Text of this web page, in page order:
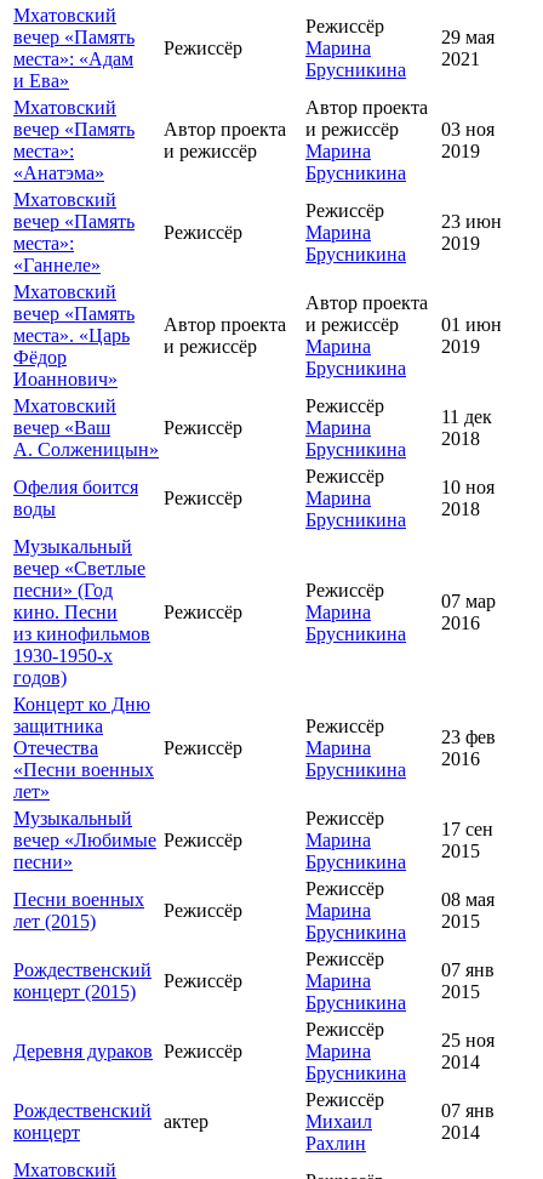
Мхатовский
вечер «Память
места»: «Адам
и Ева»
Режиссёр
Режиссёр
Марина
Брусникина
29 мая
2021
Мхатовский
вечер «Память
места»:
«Анатэма»
Автор проекта
и режиссёр
Автор проекта
и режиссёр
Марина
Брусникина
03 ноя
2019
Мхатовский
вечер «Память
места»:
«Ганнеле»
Режиссёр
Режиссёр
Марина
Брусникина
23 июн
2019
Мхатовский
вечер «Память
места». «Царь
Фёдор
Иоаннович»
Автор проекта
и режиссёр
Автор проекта
и режиссёр
Марина
Брусникина
01 июн
2019
Мхатовский
вечер «Ваш
А. Солженицын»
Режиссёр
Режиссёр
Марина
Брусникина
11 дек
2018
Офелия боится
воды
Режиссёр
Режиссёр
Марина
Брусникина
10 ноя
2018
Музыкальный
вечер «Светлые
песни» (Год
кино. Песни
из кинофильмов
1930-1950-х
годов)
Режиссёр
Режиссёр
Марина
Брусникина
07 мар
2016
Концерт ко Дню
защитника
Отечества
«Песни военных
лет»
Режиссёр
Режиссёр
Марина
Брусникина
23 фев
2016
Музыкальный
вечер «Любимые
песни»
Режиссёр
Режиссёр
Марина
Брусникина
17 сен
2015
Песни военных
лет (2015)
Режиссёр
Режиссёр
Марина
Брусникина
08 мая
2015
Рождественский
концерт (2015)
Режиссёр
Режиссёр
Марина
Брусникина
07 янв
2015
Деревня дураков Режиссёр
Режиссёр
Марина
Брусникина
25 ноя
2014
Рождественский
концерт
актер
Режиссёр
Михаил
Рахлин
07 янв
2014
Мхатовский